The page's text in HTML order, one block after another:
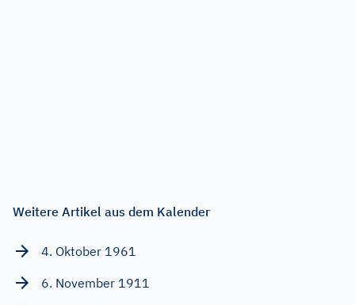
Weitere Artikel aus dem Kalender
4. Oktober 1961
6. November 1911